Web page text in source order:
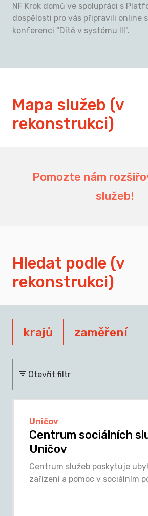
NF Krok domů ve spolupráci s
dospělosti pro vás připravili online
konferenci "Dítě v systému III".
Mapa služeb (v
rekonstrukci)
Pomozte nám
služeb!
Hledat podle (v
rekonstrukci)
krajů zaměření
Otevřít filtr
Uničov
Centrum sociálních
Uničov
Centrum služeb poskytuje
zařízení a pomoc v sociálním